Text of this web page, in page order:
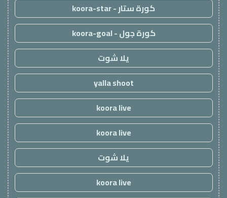
كورة ستار - koora-star
كورة جول - koora-goal
يلا شوت
yalla shoot
koora live
koora live
يلا شوت
koora live